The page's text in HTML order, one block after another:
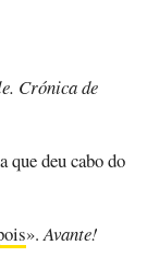
Crónica de
que deu cabo do
».Avante!